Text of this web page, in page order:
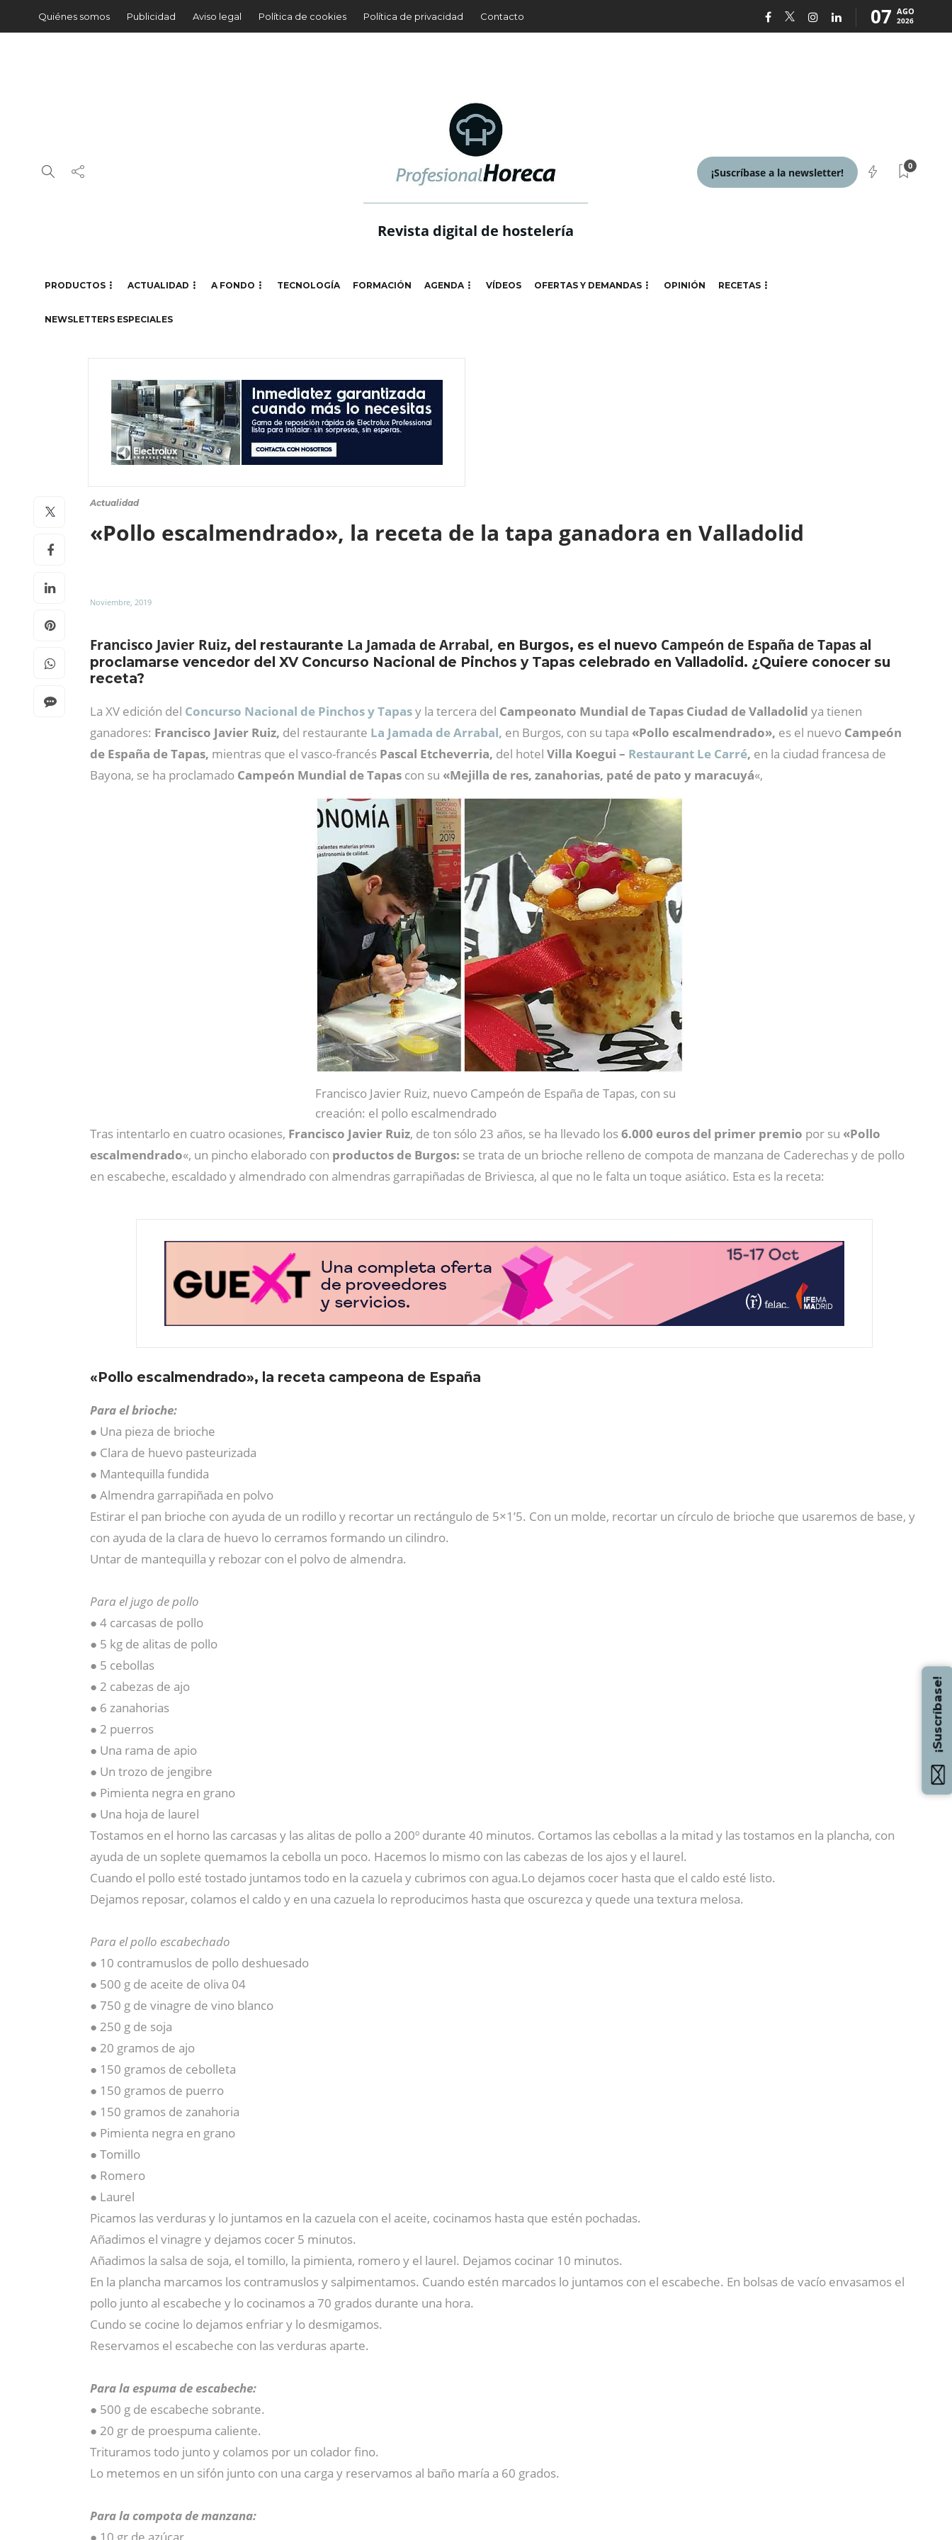
Quiénes somos Publicidad Aviso legal Política de cookies Política de privacidad Contacto 07 AGO
2026
Revista digital de hostelería
¡Suscríbase a la newsletter!
0
PRODUCTOS ACTUALIDAD A FONDO TECNOLOGÍA FORMACIÓN AGENDA VÍDEOS OFERTAS Y DEMANDAS OPINIÓN RECETAS
NEWSLETTERS ESPECIALES
Actualidad
«Pollo escalmendrado», la receta de la tapa ganadora en Valladolid
Noviembre, 2019
Francisco Javier Ruiz, del restaurante La Jamada de Arrabal, en Burgos, es el nuevo Campeón de España de Tapas al
proclamarse vencedor del XV Concurso Nacional de Pinchos y Tapas celebrado en Valladolid. ¿Quiere conocer su
receta?
La XV edición del Concurso Nacional de Pinchos y Tapasy la tercera del Campeonato Mundial de Tapas Ciudad de Valladolid ya tienen
ganadores: Francisco Javier Ruiz, del restaurante La Jamada de Arrabal, en Burgos, con su tapa «Pollo escalmendrado», es el nuevo Campeón
de España de Tapas, mientras que el vasco-francés Pascal Etcheverria, del hotel Villa Koegui – Restaurant Le Carré, en la ciudad francesa de
Bayona, se ha proclamado Campeón Mundial de Tapas con su «Mejilla de res, zanahorias, paté de pato y maracuyá«,
Francisco Javier Ruiz, nuevo Campeón de España de Tapas, con su
creación: el pollo escalmendrado
Tras intentarlo en cuatro ocasiones, Francisco Javier Ruiz, de ton sólo 23 años, se ha llevado los6.000 euros del primer premio por su «Pollo
escalmendrado«, un pincho elaborado con productos de Burgos: se trata de un brioche relleno de compota de manzana de Caderechas y de pollo
en escabeche, escaldado y almendrado con almendras garrapiñadas de Briviesca, al que no le falta un toque asiático. Esta es la receta:
«Pollo escalmendrado», la receta campeona de España
Para el brioche:
● Una pieza de brioche
● Clara de huevo pasteurizada
● Mantequilla fundida
● Almendra garrapiñada en polvo
Estirar el pan brioche con ayuda de un rodillo y recortar un rectángulo de 5×1’5. Con un molde, recortar un círculo de brioche que usaremos de base, y
con ayuda de la clara de huevo lo cerramos formando un cilindro.
Untar de mantequilla y rebozar con el polvo de almendra.
Para el jugo de pollo
● 4 carcasas de pollo
● 5 kg de alitas de pollo
● 5 cebollas
● 2 cabezas de ajo
● 6 zanahorias
● 2 puerros
● Una rama de apio
● Un trozo de jengibre
● Pimienta negra en grano
● Una hoja de laurel
Tostamos en el horno las carcasas y las alitas de pollo a 200º durante 40 minutos. Cortamos las cebollas a la mitad y las tostamos en la plancha, con
ayuda de un soplete quemamos la cebolla un poco. Hacemos lo mismo con las cabezas de los ajos y el laurel.
Cuando el pollo esté tostado juntamos todo en la cazuela y cubrimos con agua.Lo dejamos cocer hasta que el caldo esté listo.
Dejamos reposar, colamos el caldo y en una cazuela lo reproducimos hasta que oscurezca y quede una textura melosa.
Para el pollo escabechado
● 10 contramuslos de pollo deshuesado
● 500 g de aceite de oliva 04
● 750 g de vinagre de vino blanco
● 250 g de soja
● 20 gramos de ajo
● 150 gramos de cebolleta
● 150 gramos de puerro
● 150 gramos de zanahoria
● Pimienta negra en grano
● Tomillo
● Romero
● Laurel
Picamos las verduras y lo juntamos en la cazuela con el aceite, cocinamos hasta que estén pochadas.
Añadimos el vinagre y dejamos cocer 5 minutos.
Añadimos la salsa de soja, el tomillo, la pimienta, romero y el laurel. Dejamos cocinar 10 minutos.
En la plancha marcamos los contramuslos y salpimentamos. Cuando estén marcados lo juntamos con el escabeche. En bolsas de vacío envasamos el
pollo junto al escabeche y lo cocinamos a 70 grados durante una hora.
Cundo se cocine lo dejamos enfriar y lo desmigamos.
Reservamos el escabeche con las verduras aparte.
Para la espuma de escabeche:
● 500 g de escabeche sobrante.
● 20 gr de proespuma caliente.
Trituramos todo junto y colamos por un colador fino.
Lo metemos en un sifón junto con una carga y reservamos al baño maría a 60 grados.
Para la compota de manzana:
¡Suscríbase!